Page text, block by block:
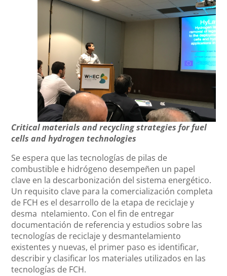
Critical materials and recycling strategies for fuel
cells and hydrogen technologies
Se espera que las tecnologías de pilas de
combustible e hidrógeno desempeñen un papel
clave en la descarbonización del sistema energético.
Un requisito clave para la comercialización completa
de FCH es el desarrollo de la etapa de reciclaje y
desma ntelamiento. Con el fin de entregar
documentación de referencia y estudios sobre las
tecnologías de reciclaje y desmantelamiento
existentes y nuevas, el primer paso es identificar,
describir y clasificar los materiales utilizados en las
tecnologías de FCH.